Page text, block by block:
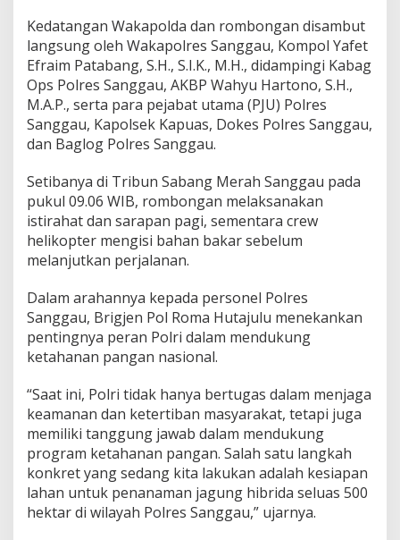
Kedatangan Wakapolda dan rombongan disambut
langsung oleh Wakapolres Sanggau, Kompol Yafet
Efraim Patabang, S.H., S.I.K., M.H., didampingi Kabag
Ops Polres Sanggau, AKBP Wahyu Hartono, S.H.,
M.A.P., serta para pejabat utama (PJU) Polres
Sanggau, Kapolsek Kapuas, Dokes Polres Sanggau,
dan Baglog Polres Sanggau.
Setibanya di Tribun Sabang Merah Sanggau pada
pukul 09.06 WIB, rombongan melaksanakan
istirahat dan sarapan pagi, sementara crew
helikopter mengisi bahan bakar sebelum
melanjutkan perjalanan.
Dalam arahannya kepada personel Polres
Sanggau, Brigjen Pol Roma Hutajulu menekankan
pentingnya peran Polri dalam mendukung
ketahanan pangan nasional.
“Saat ini, Polri tidak hanya bertugas dalam menjaga
keamanan dan ketertiban masyarakat, tetapi juga
memiliki tanggung jawab dalam mendukung
program ketahanan pangan. Salah satu langkah
konkret yang sedang kita lakukan adalah kesiapan
lahan untuk penanaman jagung hibrida seluas 500
hektar di wilayah Polres Sanggau,” ujarnya.